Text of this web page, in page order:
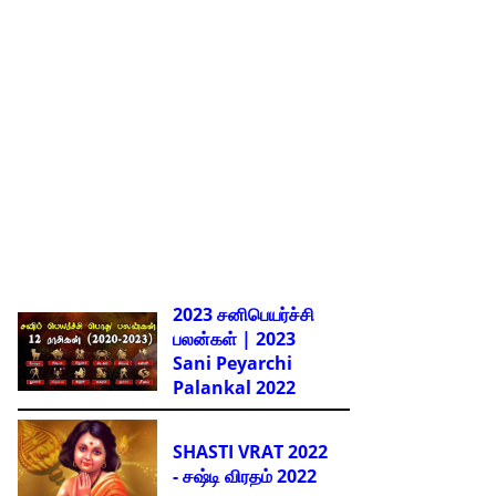
2023 சனிபெயர்ச்சி
பலன்கள் | 2023
Sani Peyarchi
Palankal 2022
SHASTI VRAT 2022
- சஷ்டி விரதம் 2022